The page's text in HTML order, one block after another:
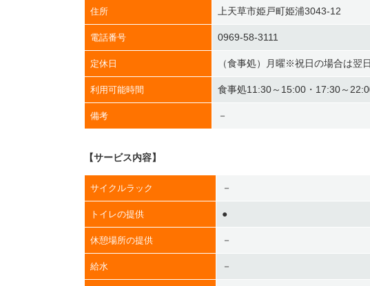
住所 上天草市姫戸町姫浦3043-12
電話番号 0969-58-3111
定休日 （食事処）月曜※祝日の場合は翌日
利用可能時間 食事処11:30～15:00・17:30～
備考 －
【サービス内容】
サイクルラック －
トイレの提供 ●
休憩場所の提供 －
給水 －